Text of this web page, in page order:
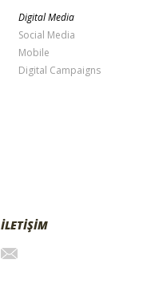
Digital Media
Social Media
Mobile
Digital Campaigns
İLETİŞİM